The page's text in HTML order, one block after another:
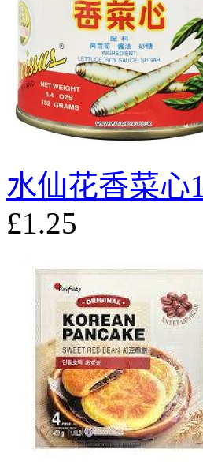
水仙花香菜心
£1.25